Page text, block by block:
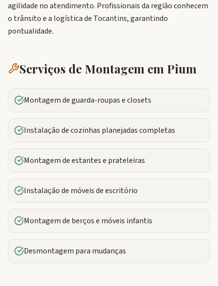
agilidade no atendimento. Profissionais da região conhecem
o trânsito e a logística de Tocantins, garantindo
pontualidade.
Serviços de Montagem em Pium
Montagem de guarda-roupas e closets
Instalação de cozinhas planejadas completas
Montagem de estantes e prateleiras
Instalação de móveis de escritório
Montagem de berços e móveis infantis
Desmontagem para mudanças